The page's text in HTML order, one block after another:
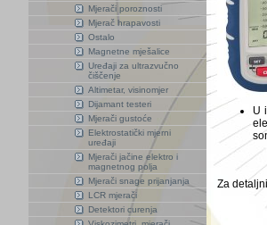
Mjerači poroznosti
Mjerač hrapavosti
Ostalo
Magnetne mješalice
Uređaji za ultrazvučno
čiščenje
Altimetar, visinomjer
Dijamant testeri
Mjerači gustoće
Elektrostatički mjerni
uređaji
Mjerači jačine elektro i
magnetnog polja
Mjerači snage prijanjanja
LCR mjerači
Detektori curenja
U
Za